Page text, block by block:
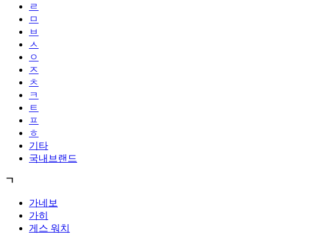
ㄹ
ㅁ
ㅂ
ㅅ
ㅇ
ㅈ
ㅊ
ㅋ
ㅌ
ㅍ
ㅎ
기타
국내브랜드
ㄱ
가네보
가히
게스 워치